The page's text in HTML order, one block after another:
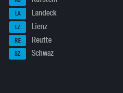
LA Landeck
LZ Lienz
RE Reutte
SZ Schwaz